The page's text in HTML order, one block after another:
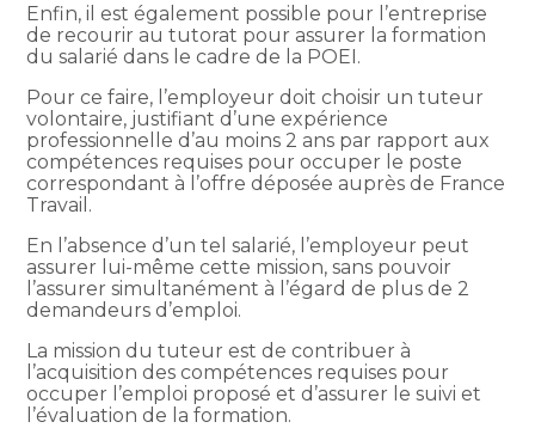
Enfin, il est également possible pour l’entreprise
de recourir au tutorat pour assurer la formation
du salarié dans le cadre de la POEI.
Pour ce faire, l’employeur doit choisir un tuteur
volontaire, justifiant d’une expérience
professionnelle d’au moins 2 ans par rapport aux
compétences requises pour occuper le poste
correspondant à l’offre déposée auprès de France
Travail.
En l’absence d’un tel salarié, l’employeur peut
assurer lui-même cette mission, sans pouvoir
l’assurer simultanément à l’égard de plus de 2
demandeurs d’emploi.
La mission du tuteur est de contribuer à
l’acquisition des compétences requises pour
occuper l’emploi proposé et d’assurer le suivi et
l’évaluation de la formation.